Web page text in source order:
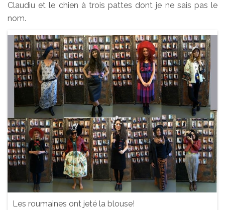
Claudiu et le chien à trois pattes dont je ne sais pas le
nom.
Les roumaines ont jeté la blouse!